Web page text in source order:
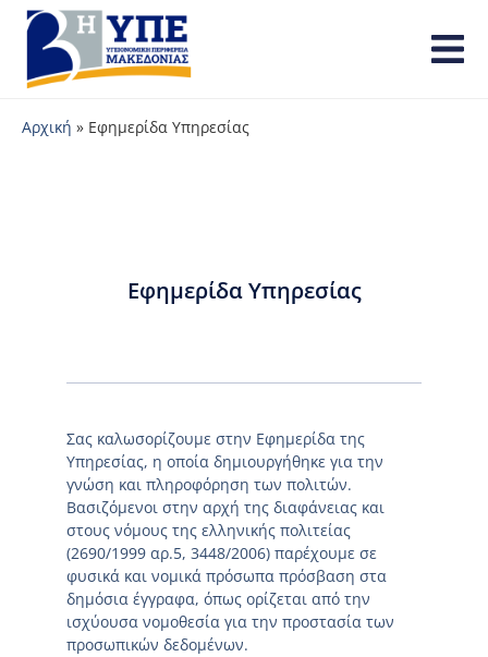
Αρχική » Εφημερίδα Υπηρεσίας
Εφημερίδα Υπηρεσίας
Σας καλωσορίζουμε στην Εφημερίδα της
Υπηρεσίας, η οποία δημιουργήθηκε για την
γνώση και πληροφόρηση των πολιτών.
Βασιζόμενοι στην αρχή της διαφάνειας και
στους νόμους της ελληνικής πολιτείας
(2690/1999 αρ.5, 3448/2006) παρέχουμε σε
φυσικά και νομικά πρόσωπα πρόσβαση στα
δημόσια έγγραφα, όπως ορίζεται από την
ισχύουσα νομοθεσία για την προστασία των
προσωπικών δεδομένων.